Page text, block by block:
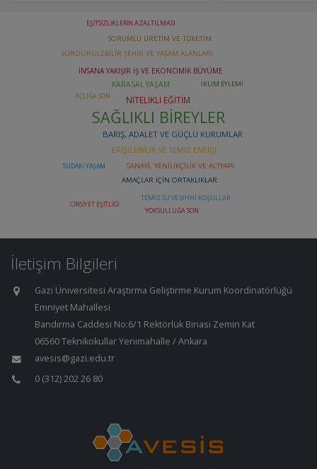
İletişim Bilgileri
Gazi Üniversitesi Araştırma Geliştirme Kurum Koordinatörlüğü
Emniyet Mahallesi
Bandırma Caddesi No:6/1 Rektörlük Binası Zemin Kat
06560 Teknikokullar Yenimahalle / Ankara
avesis@gazi.edu.tr
0 (312) 202 26 80